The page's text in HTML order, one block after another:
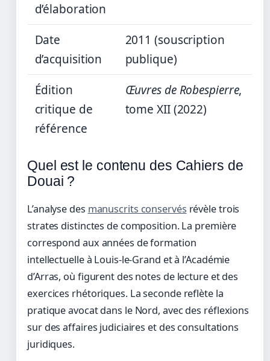
d’élaboration
Date
d’acquisition
2011 (souscription
publique)
Édition
critique de
référence
Œuvres de Robespierre,
tome XII (2022)
Quel est le contenu des Cahiers de
Douai ?
L’analyse des manuscrits conservés révèle trois
strates distinctes de composition. La première
correspond aux années de formation
intellectuelle à Louis-le-Grand et à l’Académie
d’Arras, où figurent des notes de lecture et des
exercices rhétoriques. La seconde reflète la
pratique avocat dans le Nord, avec des réflexions
sur des affaires judiciaires et des consultations
juridiques.